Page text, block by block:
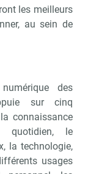
les meilleurs
au sein de
des
sur cinq
connaissance
quotidien, le
la technologie,
usages